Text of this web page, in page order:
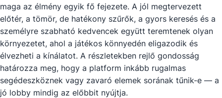
maga az élmény egyik fő fejezete. A jól megtervezett
előtér, a tömör, de hatékony szűrők, a gyors keresés és a
személyre szabható kedvencek együtt teremtenek olyan
környezetet, ahol a játékos könnyedén eligazodik és
élvezheti a kínálatot. A részletekben rejlő gondosság
határozza meg, hogy a platform inkább rugalmas
segédeszköznek vagy zavaró elemek sorának tűnik-e — a
jó lobby mindig az előbbit nyújtja.